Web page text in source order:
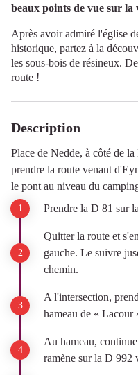
beaux points de vue sur la
Après avoir admiré l'église
historique, partez à la
les sous-bois de résineux.
route !
Description
Place de Nedde, à côté de
prendre la route venant
le pont au niveau du
Prendre la D 81 sur
Quitter la route et
gauche. Le suivre
chemin.
A l'intersection,
hameau de « Lacour
Au hameau,
ramène sur la D 992